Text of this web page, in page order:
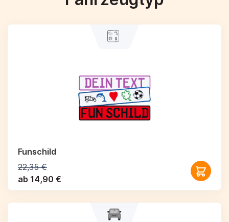
Funschild
22,35 €
ab 14,90 €